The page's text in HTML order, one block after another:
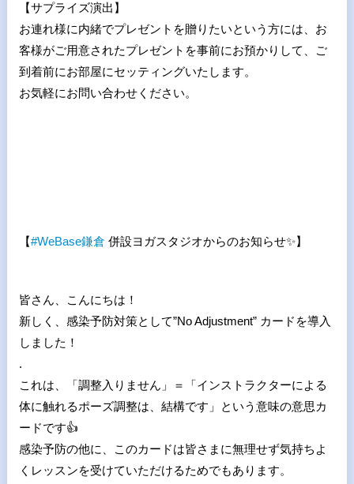
【サプライズ演出】
お連れ様に内緒でプレゼントを贈りたいという方には、お
客様がご用意されたプレゼントを事前にお預かりして、ご
到着前にお部屋にセッティングいたします。
お気軽にお問い合わせください。
【#WeBase鎌倉 併設ヨガスタジオからのお知らせ✨】
皆さん、こんにちは！
新しく、感染予防対策として”No Adjustment” カードを導入
しました！
.
これは、「調整入りません」＝「インストラクターによる
体に触れるポーズ調整は、結構です」という意味の意思カ
ードです👍
感染予防の他に、このカードは皆さまに無理せず気持ちよ
くレッスンを受けていただけるためでもあります。